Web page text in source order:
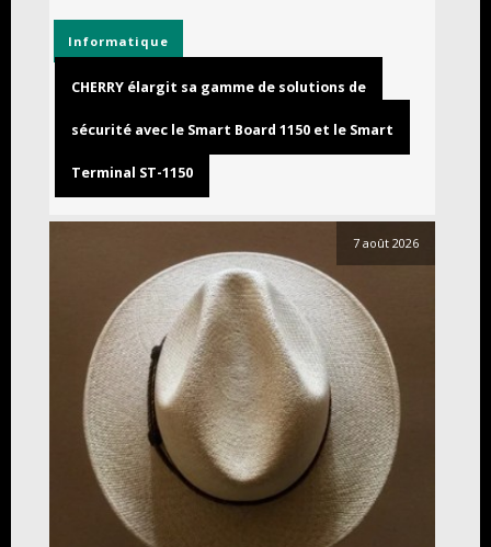
Informatique
CHERRY élargit sa gamme de solutions de
sécurité avec le Smart Board 1150 et le Smart
Terminal ST-1150
7 août 2026